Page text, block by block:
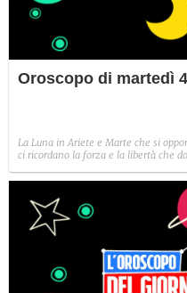
Oroscopo di martedì
La Luna in Ariete e Marte che si
ci ricordano la forza e la libertà che